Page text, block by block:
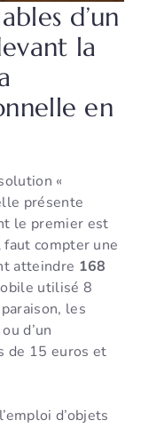
d’un
la
en
«
présente
le premier est
faut compter une
atteindre 168
utilisé 8
les
d’un
de 15 euros et
d’objets